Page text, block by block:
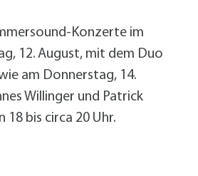
Konzerte im
12. August, mit dem Duo
am Donnerstag, 14.
Willinger und Patrick
18 bis circa 20 Uhr.